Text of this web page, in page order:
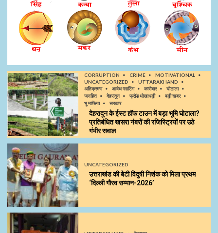
CORRUPTION CRIME
MOTIVATIONAL
UNCATEGORIZED
UTTARAKHAND
अतिक्रमण
आवैध प्लाटिंग कारोबार
घोटाला
जनहित
देहरादून फ्रॉड धोखाधड़ी
बड़ी खबर
भू माफिया
सरकार
देहरादून के ईस्ट हॉफ टाउन में बड़ा भूमि घोटाला?
प्रतिबंधित खसरा नंबरों की रजिस्ट्रियों पर उठे
गंभीर सवाल
UNCATEGORIZED
उत्तराखंड की बेटी विदुषी निशंक को मिला प्रथम
‘दिल्ली गौरव सम्मान-2026’